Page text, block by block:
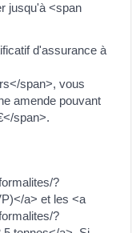
jusqu'à <span
d'assurance à
span>, vous
amende pouvant
span>.
?
a> et les <a
?